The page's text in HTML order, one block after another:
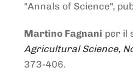
"Annals of Science",
Martino Fagnani per il
Agricultural Science,
373-406.